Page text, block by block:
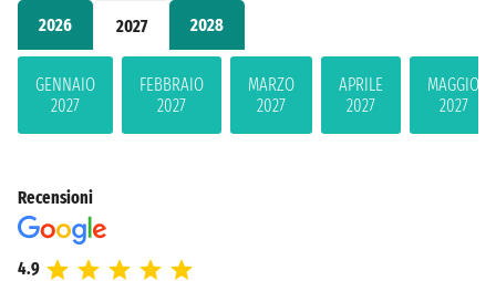
2026 2027 2028
GENNAIO
2027
FEBBRAIO
2027
MARZO
2027
APRILE
2027
MAGGIO
2027
Recensioni
4.9